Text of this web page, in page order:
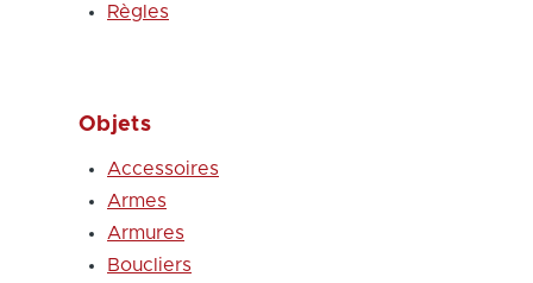
Règles
Objets
Accessoires
Armes
Armures
Boucliers